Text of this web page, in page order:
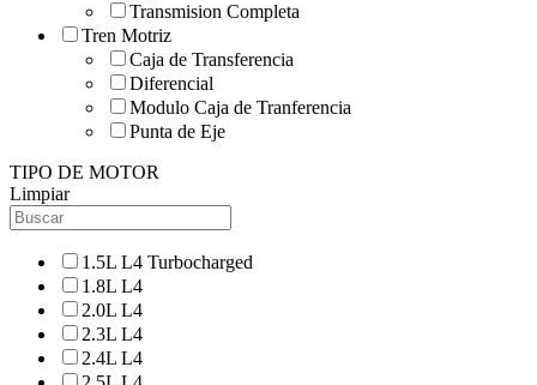
Transmision Completa
Tren Motriz
Caja de Transferencia
Diferencial
Modulo Caja de Tranferencia
Punta de Eje
TIPO DE MOTOR
Limpiar
1.5L L4 Turbocharged
1.8L L4
2.0L L4
2.3L L4
2.4L L4